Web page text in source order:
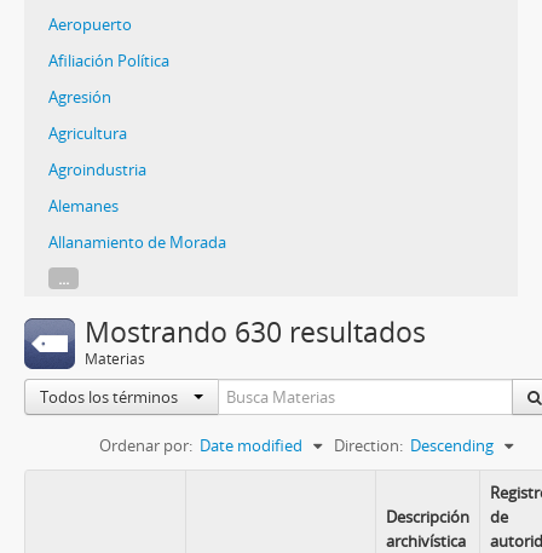
Aeropuerto
Afiliación Política
Agresión
Agricultura
Agroindustria
Alemanes
Allanamiento de Morada
...
Mostrando 630 resultados
Materias
Todos los términos
Ordenar por: Date modified Direction: Descending
Descripción
archivística
de